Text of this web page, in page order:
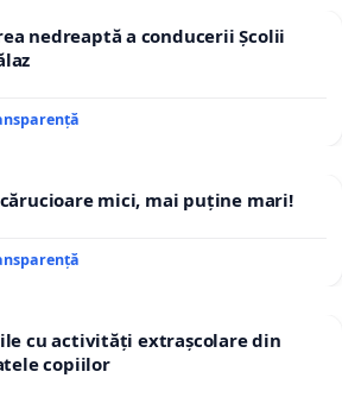
nedreaptă a conducerii Școlii
mici, mai puține mari!
cu activități extrașcolare din
copiilor